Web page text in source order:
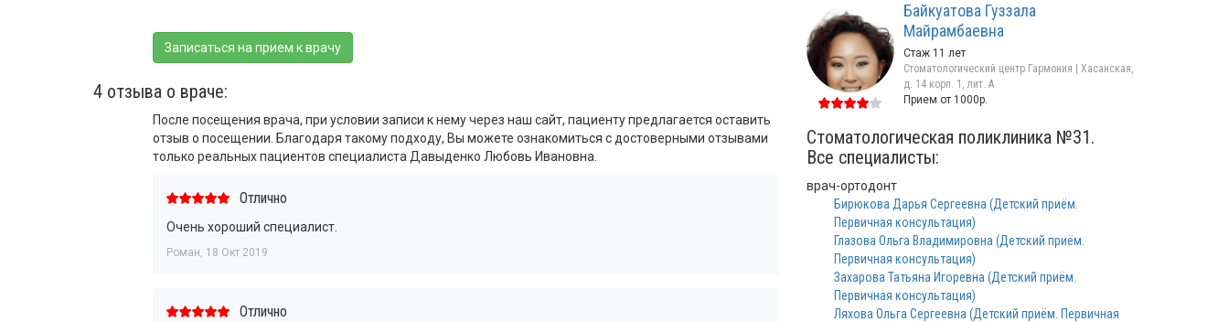
Записаться на прием к врачу
4 отзыва о враче:
После посещения врача, при условии записи к нему через наш сайт, пациенту предлагается оставить
отзыв о посещении. Благодаря такому подходу, Вы можете ознакомиться с достоверными отзывами
только реальных пациентов специалиста Давыденко Любовь Ивановна.
Отлично
Очень хороший специалист.
Роман, 18 Окт 2019
Отлично
Байкуатова Гуззала
Майрамбаевна
Стаж 11 лет
Стоматологический центр Гармония | Хасанская,
д. 14 корп. 1, лит. А
Прием от 1000р.
Стоматологическая поликлиника №31.
Все специалисты:
врач-ортодонт
Бирюкова Дарья Сергеевна (Детский приём.
Первичная консультация)
Глазова Ольга Владимировна (Детский приём.
Первичная консультация)
Захарова Татьяна Игоревна (Детский приём.
Первичная консультация)
Ляхова Ольга Сергеевна (Детский приём. Первичная